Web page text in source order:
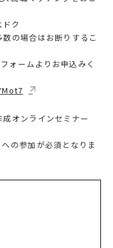
ドク
の場合はお断りするこ
ォームよりお申込みく
成オンラインセミナー
への参加が必須となりま